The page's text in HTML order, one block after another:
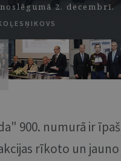
2. decembrī.
900. numurā ir
rīkoto un